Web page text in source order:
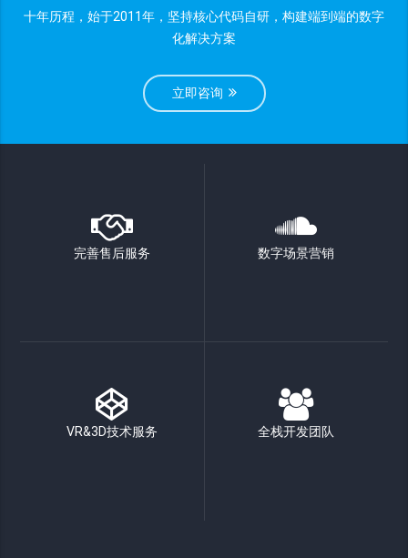
十年历程，始于2011年，坚持核心代码自研，构建端到端的数字
化解决方案
立即咨询
完善售后服务 数字场景营销
VR&3D技术服务 全栈开发团队